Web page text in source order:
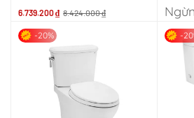
6.739.200₫ 8.424.000₫
-20% -